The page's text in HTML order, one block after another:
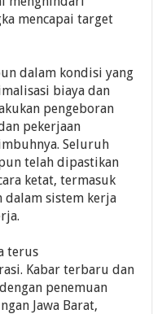
mencapai target
dalam kondisi yang
biaya dan
pengeboran
pekerjaan
Seluruh
telah dipastikan
ketat, termasuk
dalam sistem kerja
terus
Kabar terbaru dan
penemuan
Jawa Barat,